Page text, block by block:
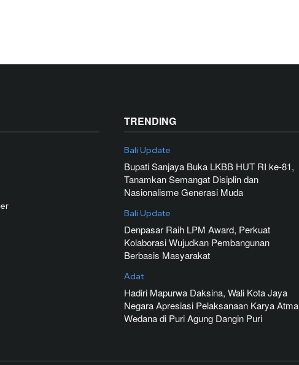
TRENDING
Bali Update
Bupati Sanjaya Buka LKBB HUT RI ke-81,
Tanamkan Semangat Disiplin dan
Nasionalisme Generasi Muda
Bali Update
Denpasar Raih LPM Award, Perkuat
Kolaborasi Wujudkan Pembangunan
Berbasis Masyarakat
Adat
Hadiri Mapurwa Daksina, Wali Kota Jaya
Negara Apresiasi Pelaksanaan Karya Atma
Wedana di Puri Agung Dangin Puri